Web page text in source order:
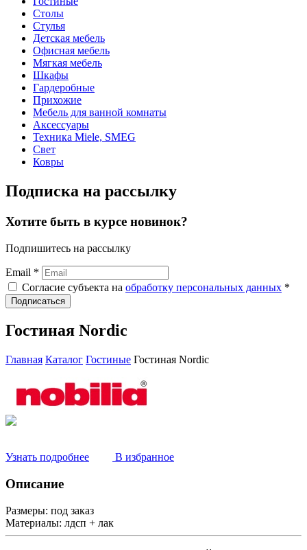
Столы
Стулья
Детская мебель
Офисная мебель
Мягкая мебель
Шкафы
Гардеробные
Прихожие
Мебель для ванной комнаты
Аксессуары
Техника Miele, SMEG
Свет
Ковры
Подписка на рассылку
Хотите быть в курсе новинок?
Подпишитесь на рассылку
Email *
Согласие субъекта на обработку персональных данных *
Подписаться
Гостиная Nordic
Главная Каталог Гостиные Гостиная Nordic
Узнать подробнее В избранное
Описание
Размеры: под заказ
Материалы: лдсп + лак